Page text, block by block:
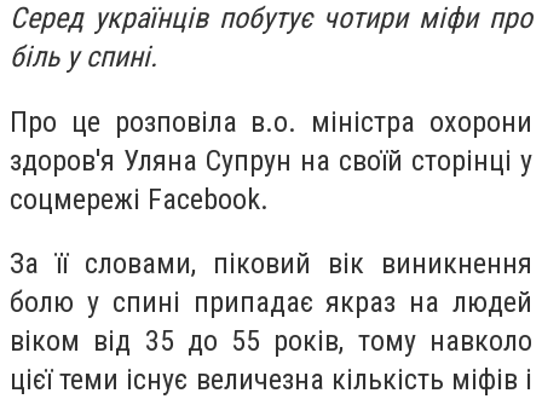
Серед українців побутує чотири міфи про
біль у спині.
Про це розповіла в.о. міністра охорони
здоров'я Уляна Супрун на своїй сторінці у
соцмережі Facebook.
За її словами, піковий вік виникнення
болю у спині припадає якраз на людей
віком від 35 до 55 років, тому навколо
цієї теми існує величезна кількість міфів і